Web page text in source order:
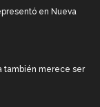
en Nueva
también merece ser